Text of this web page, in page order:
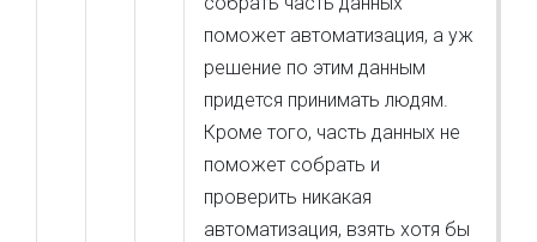
поможет автоматизация, а уж
решение по этим данным
придется принимать людям.
Кроме того, часть данных не
поможет собрать и
проверить никакая
автоматизация, взять хотя бы